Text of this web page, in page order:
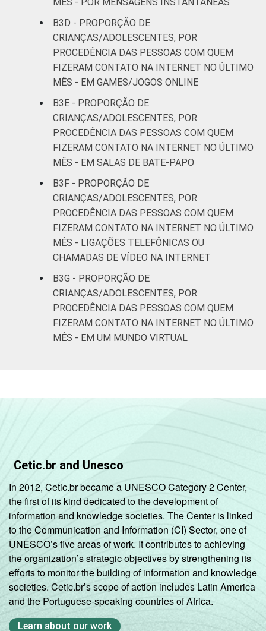
B3D - PROPORÇÃO DE
CRIANÇAS/ADOLESCENTES, POR
PROCEDÊNCIA DAS PESSOAS COM QUEM
FIZERAM CONTATO NA INTERNET NO ÚLTIMO
MÊS - EM GAMES/JOGOS ONLINE
B3E - PROPORÇÃO DE
CRIANÇAS/ADOLESCENTES, POR
PROCEDÊNCIA DAS PESSOAS COM QUEM
FIZERAM CONTATO NA INTERNET NO ÚLTIMO
MÊS - EM SALAS DE BATE-PAPO
B3F - PROPORÇÃO DE
CRIANÇAS/ADOLESCENTES, POR
PROCEDÊNCIA DAS PESSOAS COM QUEM
FIZERAM CONTATO NA INTERNET NO ÚLTIMO
MÊS - LIGAÇÕES TELEFÔNICAS OU
CHAMADAS DE VÍDEO NA INTERNET
B3G - PROPORÇÃO DE
CRIANÇAS/ADOLESCENTES, POR
PROCEDÊNCIA DAS PESSOAS COM QUEM
FIZERAM CONTATO NA INTERNET NO ÚLTIMO
MÊS - EM UM MUNDO VIRTUAL
Cetic.br and Unesco
In 2012, Cetic.br became a UNESCO Category 2 Center,
the first of its kind dedicated to the development of
information and knowledge societies. The Center is linked
to the Communication and Information (CI) Sector, one of
UNESCO’s five areas of work. It contributes to achieving
the organization’s strategic objectives by strengthening its
efforts to monitor the building of information and knowledge
societies. Cetic.br’s scope of action includes Latin America
and the Portuguese-speaking countries of Africa.
Learn about our work